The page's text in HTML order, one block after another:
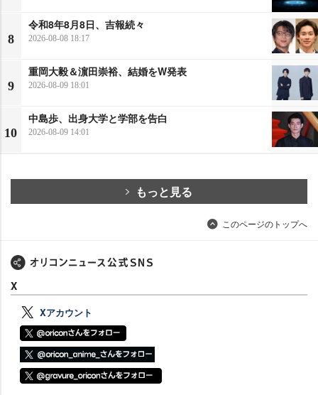
8
令和8年8月8日、吉報続々
2026-08-08 18:17
9
重岡大毅＆濵田崇裕、結婚をW発表
2026-08-09 18:01
10
中島歩、出身大学と学部を告白
2026-08-09 14:01
もっと見る
このページのトップへ
X
Xアカウント